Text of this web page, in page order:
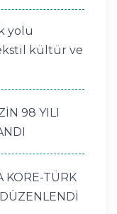
yolu
kültür ve
98 YILI
KORE-TÜRK